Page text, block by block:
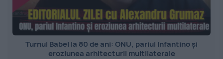
Turnul Babel la 80 de ani: ONU, pariul Infantino și
eroziunea arhitecturii multilaterale